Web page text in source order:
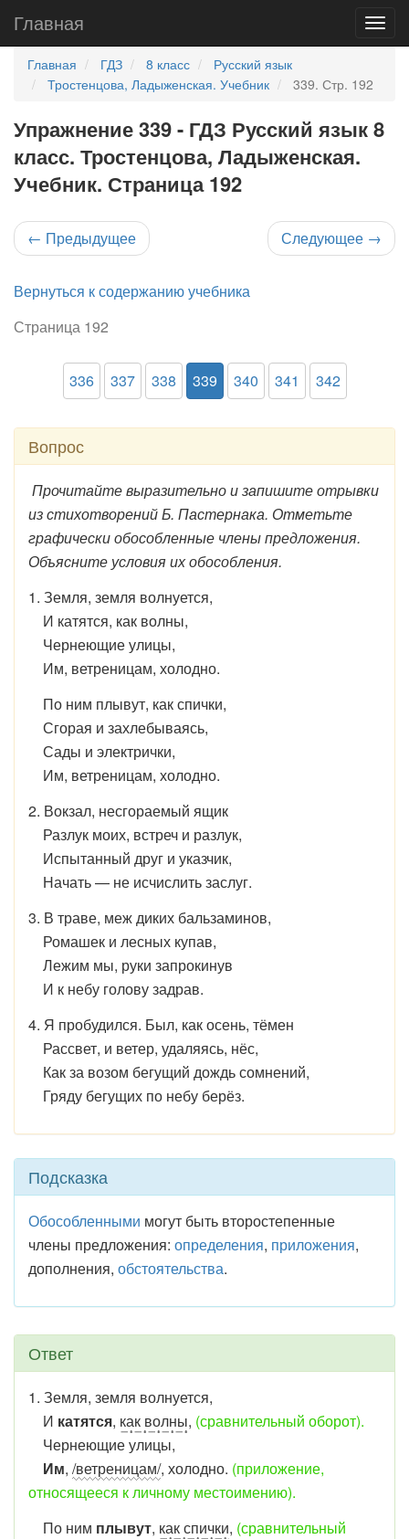
Главная
Главная ГДЗ 8 класс
Русский язык
Тростенцова, Ладыженская. Учебник
339. Стр. 192
Упражнение 339 - ГДЗ Русский язык 8
класс. Тростенцова, Ладыженская.
Учебник. Страница 192
← Предыдущее Следующее →
Вернуться к содержанию учебника
Страница 192
336 337 338 339 340 341 342
Вопрос
Прочитайте выразительно и запишите отрывки
из стихотворений Б. Пастернака. Отметьте
графически обособленные члены предложения.
Объясните условия их обособления.
1. Земля, земля волнуется,
И катятся, как волны,
Чернеющие улицы,
Им, ветреницам, холодно.
По ним плывут, как спички,
Сгорая и захлебываясь,
Сады и электрички,
Им, ветреницам, холодно.
2. Вокзал, несгораемый ящик
Разлук моих, встреч и разлук,
Испытанный друг и указчик,
Начать — не исчислить заслуг.
3. В траве, меж диких бальзаминов,
Ромашек и лесных купав,
Лежим мы, руки запрокинув
И к небу голову задрав.
4. Я пробудился. Был, как осень, тёмен
Рассвет, и ветер, удаляясь, нёс,
Как за возом бегущий дождь сомнений,
Гряду бегущих по небу берёз.
Подсказка
Обособленными могут быть второстепенные
члены предложения: определения, приложения,
дополнения, обстоятельства.
Ответ
1. Земля, земля волнуется,
И катятся, как волны, (сравнительный оборот).
Чернеющие улицы,
Им, /ветреницам/, холодно. (приложение,
относящееся к личному местоимению).
По ним плывут, как спички, (сравнительный